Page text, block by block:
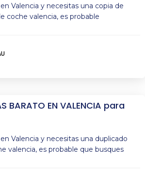
Valencia y necesitas una copia de
coche valencia, es probable
BARATO EN VALENCIA para
Valencia y necesitas una duplicado
valencia, es probable que busques